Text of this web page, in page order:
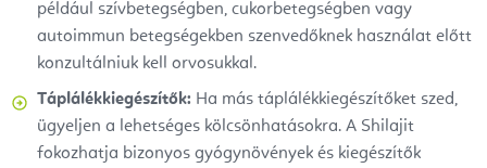
például szívbetegségben, cukorbetegségben vagy
autoimmun betegségekben szenvedőknek használat előtt
konzultálniuk kell orvosukkal.
Táplálékkiegészítők: Ha más táplálékkiegészítőket szed,
ügyeljen a lehetséges kölcsönhatásokra. A Shilajit
fokozhatja bizonyos gyógynövények és kiegészítők